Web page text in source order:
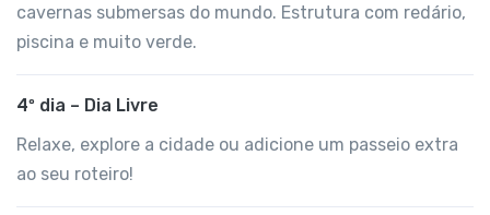
cavernas submersas do mundo. Estrutura com redário,
piscina e muito verde.
4º dia – Dia Livre
Relaxe, explore a cidade ou adicione um passeio extra
ao seu roteiro!